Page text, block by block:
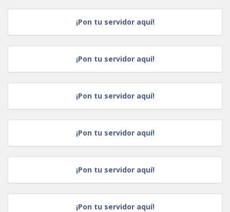
¡Pon tu servidor aquí!
¡Pon tu servidor aquí!
¡Pon tu servidor aquí!
¡Pon tu servidor aquí!
¡Pon tu servidor aquí!
¡Pon tu servidor aquí!